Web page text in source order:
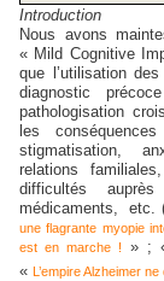
Introduction
Nous avons
« Mild Cognitive
que l’utilisation
diagnostic
pathologisation
les
stigmatisation,
relations
difficultés
médicaments, etc.
une flagrante myopie
est en marche !
» ;
« L’empire Alzheimer